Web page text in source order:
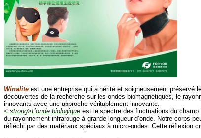
Winalite est une entreprise qui a hérité et soigneusement préservé
découvertes de la recherche sur les ondes biomagnétiques, le
innovants avec une approche véritablement innovante.
< strong>L’onde biologique est le spectre des fluctuations du champ
du rayonnement infrarouge à grande longueur d’onde. Notre corps
réfléchi par des matériaux spéciaux à micro-ondes. Cette réflexion